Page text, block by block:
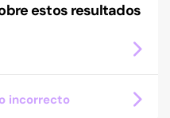
estos resultados
incorrecto